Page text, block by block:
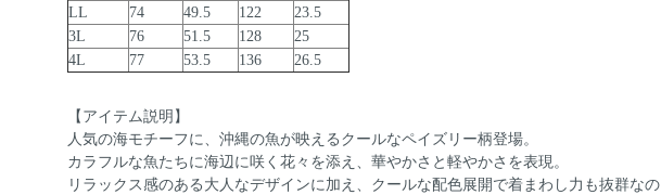
LL
74 49.5 122
23.5
3L
76 51.5 128
25
4L
77 53.5 136 26.5
【アイテム説明】
人気の海モチーフに、沖縄の魚が映えるクールなペイズリー柄登場。
カラフルな魚たちに海辺に咲く花々を添え、華やかさと軽やかさを表現。
リラックス感のある大人なデザインに加え、クールな配色展開で着まわし力も抜群なの